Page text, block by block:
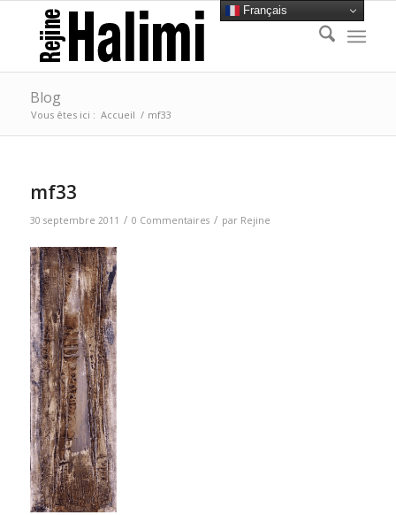
Blog
Vous êtes ici : Accueil / mf33
mf33
30 septembre 2011 / 0 Commentaires / par Rejine
Français